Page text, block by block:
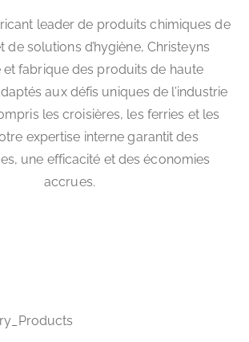
leader de produits chimiques de
de solutions d’hygiène, Christeyns
fabrique des produits de haute
aux défis uniques de l’industrie
les croisières, les ferries et les
expertise interne garantit des
une efficacité et des économies
accrues.